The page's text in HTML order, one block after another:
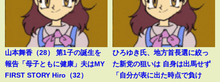
山本舞香（28） 第1子の誕生を
報告「母子ともに健康」夫はMY
FIRST STORY Hiro（32）
ひろゆき氏、地方首長選に絞っ
た新党の狙いは 自身は出馬せず
「自分が表に出た時点で負け